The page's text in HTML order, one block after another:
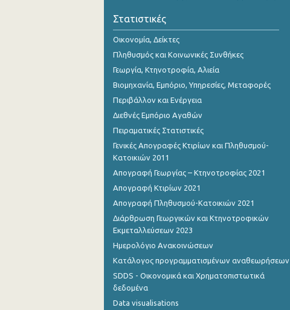
Στατιστικές
Οικονομία, Δείκτες
Πληθυσμός και Κοινωνικές Συνθήκες
Γεωργία, Κτηνοτροφία, Αλιεία
Βιομηχανία, Εμπόριο, Υπηρεσίες, Μεταφορές
Περιβάλλον και Ενέργεια
Διεθνές Εμπόριο Αγαθών
Πειραματικές Στατιστικές
Γενικές Απογραφές Κτιρίων και Πληθυσμού-
Κατοικιών 2011
Απογραφή Γεωργίας – Κτηνοτροφίας 2021
Απογραφή Κτιρίων 2021
Απογραφή Πληθυσμού-Κατοικιών 2021
Διάρθρωση Γεωργικών και Κτηνοτροφικών
Εκμεταλλεύσεων 2023
Ημερολόγιο Ανακοινώσεων
Κατάλογος προγραμματισμένων αναθεωρήσεων
SDDS - Οικονομικά και Χρηματοπιστωτικά
δεδομένα
Data visualisations